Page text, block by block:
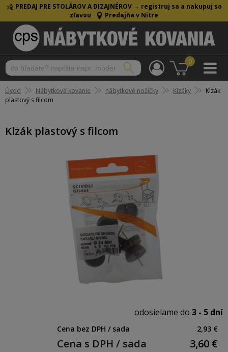
PREDAJ PRE STOLÁROV A DIZAJNÉROV → registruj sa a nakupuj so
zľavou
Predajňa v Nitre
0
Úvod Nábytkové kovanie nábytkové nožičky Klzáky
Klzák
plastový s filcom
Klzák plastový s filcom
odosielame do 3 - 5 dní
Cena bez DPH / sada 2,93 €
Cena s DPH / sada 3,60 €